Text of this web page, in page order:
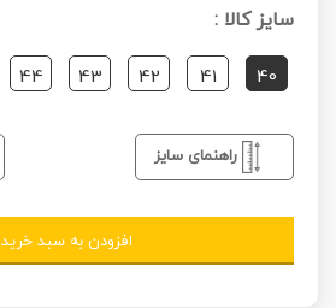
سایز کالا :
40
41
42
43
44
راهنمای سایز
افزودن به سبد خرید